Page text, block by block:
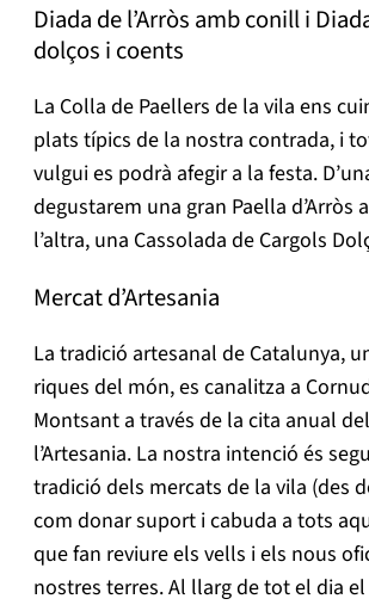
Diada de l’Arròs amb conill i
dolços i coents
La Colla de Paellers de la vila ens
plats típics de la nostra contrada, i
vulgui es podrà afegir a la festa.
degustarem una gran Paella d’Arròs
l’altra, una Cassolada de Cargols
Mercat d’Artesania
La tradició artesanal de Catalunya,
riques del món, es canalitza a
Montsant a través de la cita anual
l’Artesania. La nostra intenció és
tradició dels mercats de la vila (des
com donar suport i cabuda a tots
que fan reviure els vells i els nous
nostres terres. Al llarg de tot el dia